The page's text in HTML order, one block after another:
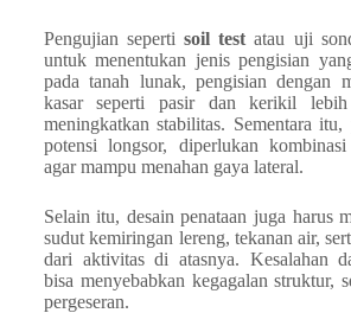
Pengujian sepertisoil test atau uji
untuk menentukan jenis pengisian
pada tanah lunak, pengisian dengan
kasar seperti pasir dan kerikil lebih
meningkatkan stabilitas. Sementara itu,
potensi longsor, diperlukan
agar mampu menahan gaya lateral.
Selain itu, desain penataan juga harus
sudut kemiringan lereng, tekanan air,
dari aktivitas di atasnya. Kesalahan
bisa menyebabkan kegagalan struktur,
pergeseran.